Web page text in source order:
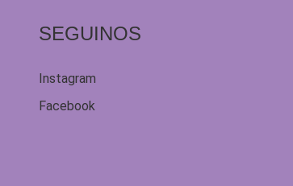
SEGUINOS
Instagram
Facebook